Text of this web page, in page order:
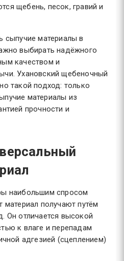
щебень, песок, гравий и
сыпучие материалы в
выбирать надёжного
качеством и
Ухановский щебеночный
такой подход: только
материалы из
прочности и
наибольшим спросом
материал получают путём
Он отличается высокой
к влаге и перепадам
адгезией (сцеплением)